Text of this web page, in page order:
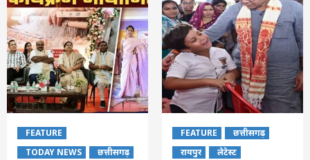
FEATURE
TODAY NEWS
छत्तीसगढ़
FEATURE
छत्तीसगढ़
रायपुर
लेटेस्ट